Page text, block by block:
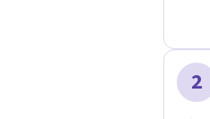
es
2